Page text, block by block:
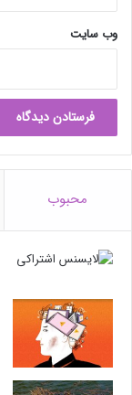
وب‌ سایت
محبوب